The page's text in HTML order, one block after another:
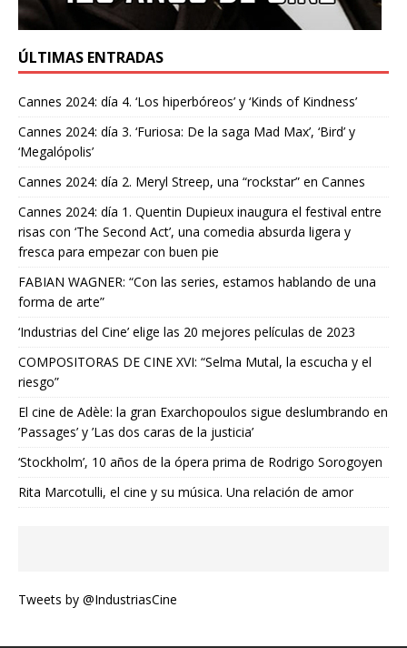
ÚLTIMAS ENTRADAS
Cannes 2024: día 4. ‘Los hiperbóreos’ y ‘Kinds of Kindness’
Cannes 2024: día 3. ‘Furiosa: De la saga Mad Max’, ‘Bird’ y
‘Megalópolis’
Cannes 2024: día 2. Meryl Streep, una “rockstar” en Cannes
Cannes 2024: día 1. Quentin Dupieux inaugura el festival entre
risas con ‘The Second Act’, una comedia absurda ligera y
fresca para empezar con buen pie
FABIAN WAGNER: “Con las series, estamos hablando de una
forma de arte”
‘Industrias del Cine’ elige las 20 mejores películas de 2023
COMPOSITORAS DE CINE XVI: “Selma Mutal, la escucha y el
riesgo”
El cine de Adèle: la gran Exarchopoulos sigue deslumbrando en
’Passages’ y ’Las dos caras de la justicia’
‘Stockholm’, 10 años de la ópera prima de Rodrigo Sorogoyen
Rita Marcotulli, el cine y su música. Una relación de amor
Tweets by @IndustriasCine